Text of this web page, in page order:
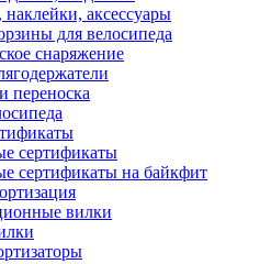
аксессуары
для велосипеда
снаряжение
переноска
сертификаты
сертификаты на байкфит
вилки